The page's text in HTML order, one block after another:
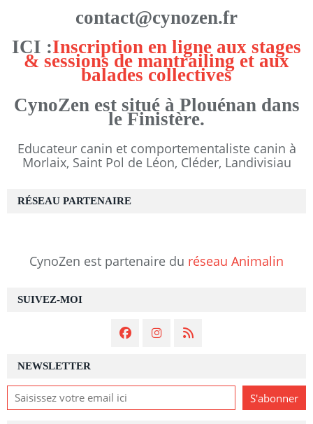
NEWSLETTER
SUIVEZ-MOI
contact@cynozen.fr
ICI :Inscription en ligne aux stages
& sessions de mantrailing et aux
balades collectives
CynoZen est situé à Plouénan dans
le Finistère.
Educateur canin et comportementaliste canin à
Morlaix, Saint Pol de Léon, Cléder, Landivisiau
RÉSEAU PARTENAIRE
CynoZen est partenaire du réseau Animalin